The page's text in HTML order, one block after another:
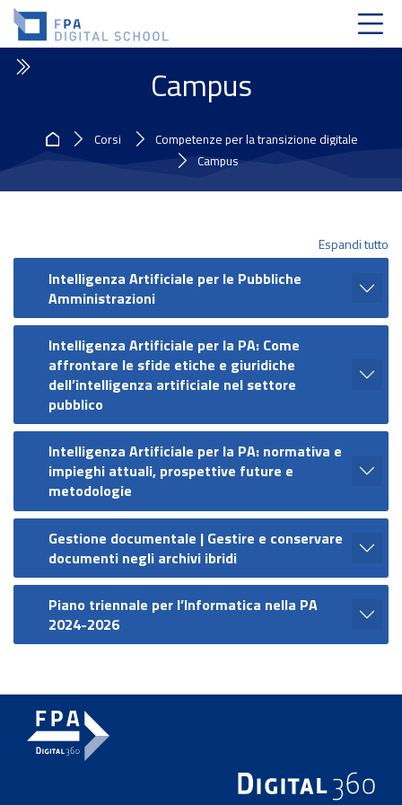
Skip to navigation
Skip to login form
Vai al contenuto principale
Skip to accessibility options
Skip to footer
Skip accessibility options
Campus
Home
Corsi
Competenze per la transizione digitale
Campus
Espandi tutto
Intelligenza Artificiale per le Pubbliche
Amministrazioni
Intelligenza Artificiale per la PA: Come
affrontare le sfide etiche e giuridiche
dell’intelligenza artificiale nel settore
pubblico
Intelligenza Artificiale per la PA: normativa e
impieghi attuali, prospettive future e
metodologie
Gestione documentale | Gestire e conservare
documenti negli archivi ibridi
Piano triennale per l’Informatica nella PA
2024-2026